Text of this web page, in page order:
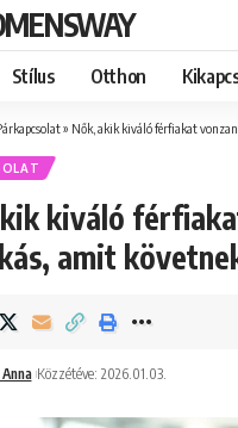
Stílus Otthon
» Nők, akik kiváló férfiakat
kiváló
amit
Közzétéve: 2026.01.03.